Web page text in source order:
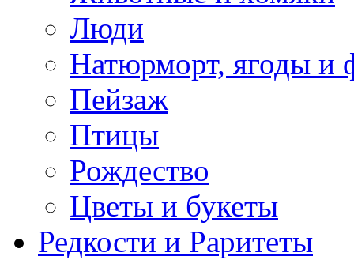
Люди
Натюрморт, ягоды и
Пейзаж
Птицы
Рождество
Цветы и букеты
Редкости и Раритеты